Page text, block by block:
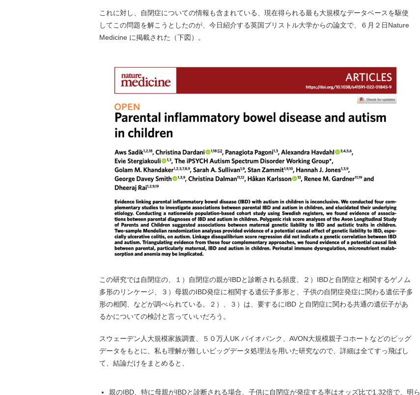
これに対し、自閉症についての情報も含まれている、現在得られる最も大規模なデータベースを駆使
してこの問題を解こうとしたのが、今日紹介する英国ブリストル大学からの論文で、６月２日Nature
Medicine に掲載された（下図）。
この研究では自閉症の、１）自閉症の親がIBDと診断される頻度、２）IBDと自閉症と相関するゲノム
多形のリンケージ、３）母親のIBD発症に相関する遺伝子多形と、子供の自閉症発症に関わる遺伝子多
形の相関、などが調べられている。２）、３）は、要するにIBD と自閉症に関わる共通の遺伝子があ
るかについての検討と言っていいだろう。
スウェーデン人大規模家族調査、５０万人UK バイオバンク、AVON大規模親子コホートなどのビッグ
データをもとに、私も理解が難しいビッグデータ処理法を用いた研究なので、詳細は全てすっ飛ばし
て、結論だけをまとめると、
親のIBD、特に母親がIBDと診断される場合、子供に自閉症が発症する率はオッズ比で1.32倍で、明ら